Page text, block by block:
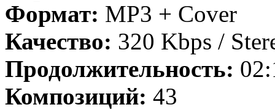
Формат: MP3 + Cover
Качество: 320 Kbps /
Продолжительность:
Композиций: 43